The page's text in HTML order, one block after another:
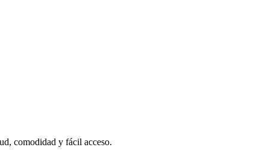
comodidad y fácil acceso.